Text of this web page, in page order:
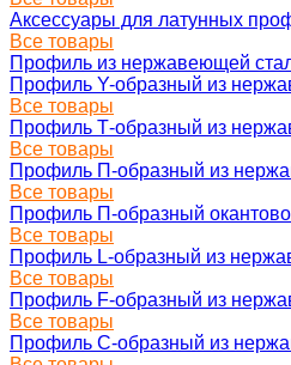
Аксессуары для латунных
Все товары
Профиль из нержавеющей
Профиль Y-образный из
Все товары
Профиль Т-образный из
Все товары
Профиль П-образный из
Все товары
Профиль П-образный
Все товары
Профиль L-образный из
Все товары
Профиль F-образный из
Все товары
Профиль C-образный из